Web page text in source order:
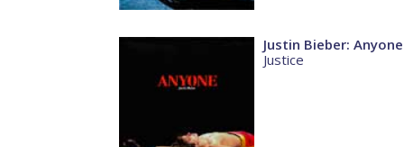
Justin Bieber: Anyone
Justice